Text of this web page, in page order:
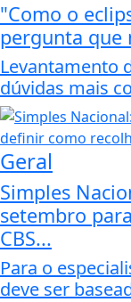
"Como o
pergunta que
Levantamento
dúvidas mais
Geral
Simples
setembro
CBS...
Para o
deve ser